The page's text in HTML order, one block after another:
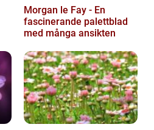
Morgan le Fay - En
fascinerande palettblad
med många ansikten